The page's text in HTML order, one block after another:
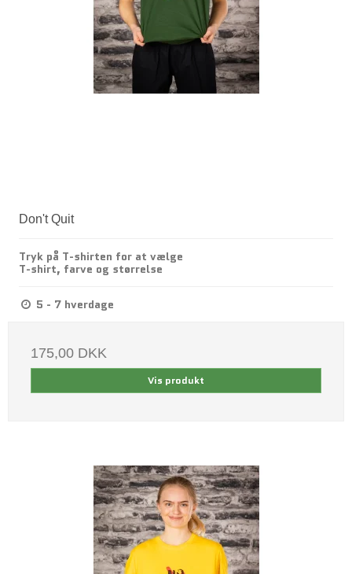
Don't Quit
Tryk på T-shirten for at vælge
T-shirt, farve og størrelse
5 - 7 hverdage
175,00 DKK
Vis produkt